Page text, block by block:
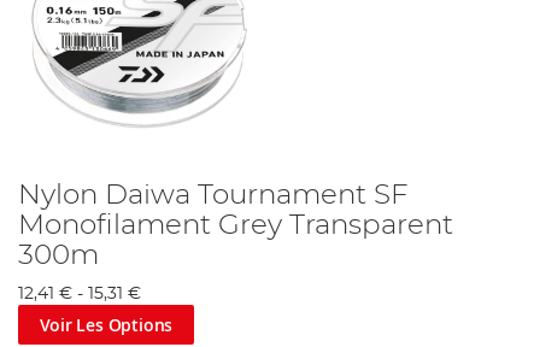
Nylon Daiwa Tournament SF
Monofilament Grey Transparent
300m
12,41 € - 15,31 €
Voir Les Options